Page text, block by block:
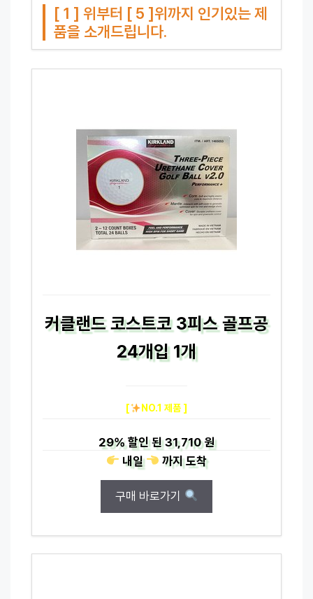
[ 1 ] 위부터 [ 5 ]위까지 인기있는 제
품을 소개드립니다.
커클랜드 코스트코 3피스 골프공
24개입 1개
[ NO.1 제품 ]
29%할인 된31,710 원
내일
까지도착
구매 바로가기